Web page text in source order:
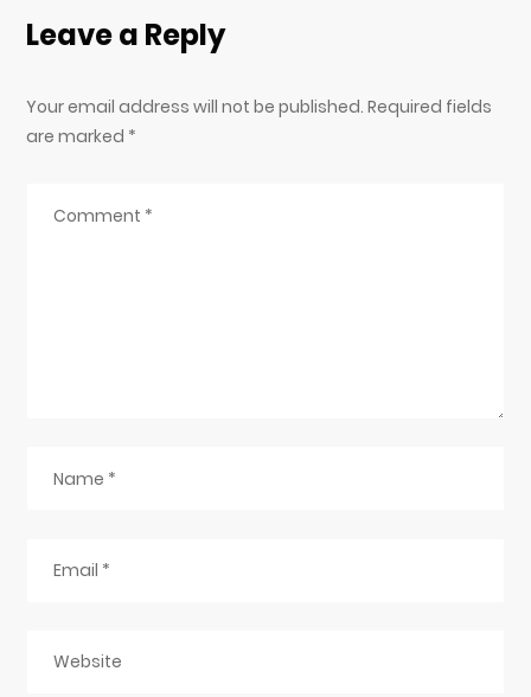
Leave a Reply
Your email address will not be published. Required fields
are marked *